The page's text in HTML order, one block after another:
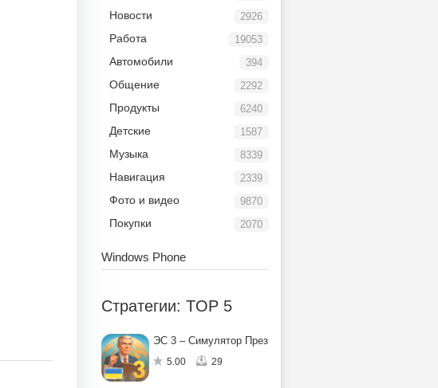
2926
Новости
19053
Работа
394
Автомобили
2292
Общение
6240
Продукты
1587
Детские
8339
Музыка
2339
Навигация
9870
Фото и видео
2070
Покупки
Windows Phone
Стратегии: TOP 5
ЭС 3 – Симулятор Президента
5.00 29